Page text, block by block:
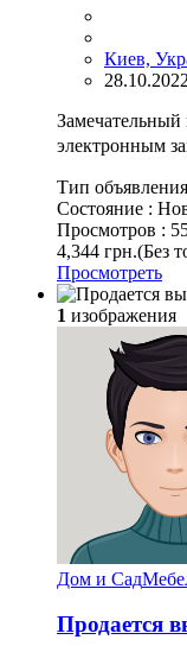
Киев,
28.10.2022
электронным
Тип
Состояние :
Просмотров :
4,344 грн.(Без
Просмотреть
1 изображения
Дом и Сад
Продается